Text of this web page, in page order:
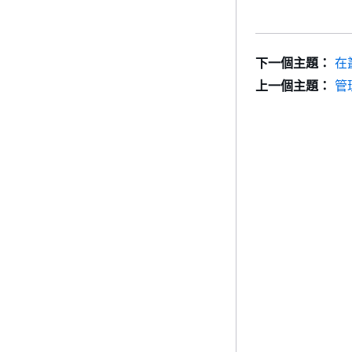
下一個主題： 在
上一個主題： 管